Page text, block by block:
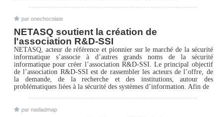
par onechocolate
NETASQ soutient la création de
l'association R&D-SSI
NETASQ, acteur de référence et pionnier sur le marché de la sécurité
informatique s’associe à d’autres grands noms de la sécurité
informatique pour créer l’association R&D-SSI. Le principal objectif
de l’association R&D-SSI est de rassembler les acteurs de l’offre, de
la demande, de la recherche et des institutions, autour des
problématiques liées à la sécurité des systèmes d’information. Afin de
par nadiadmap